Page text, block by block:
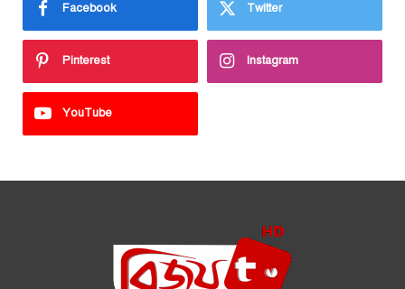
Facebook Twitter
Pinterest Instagram
YouTube